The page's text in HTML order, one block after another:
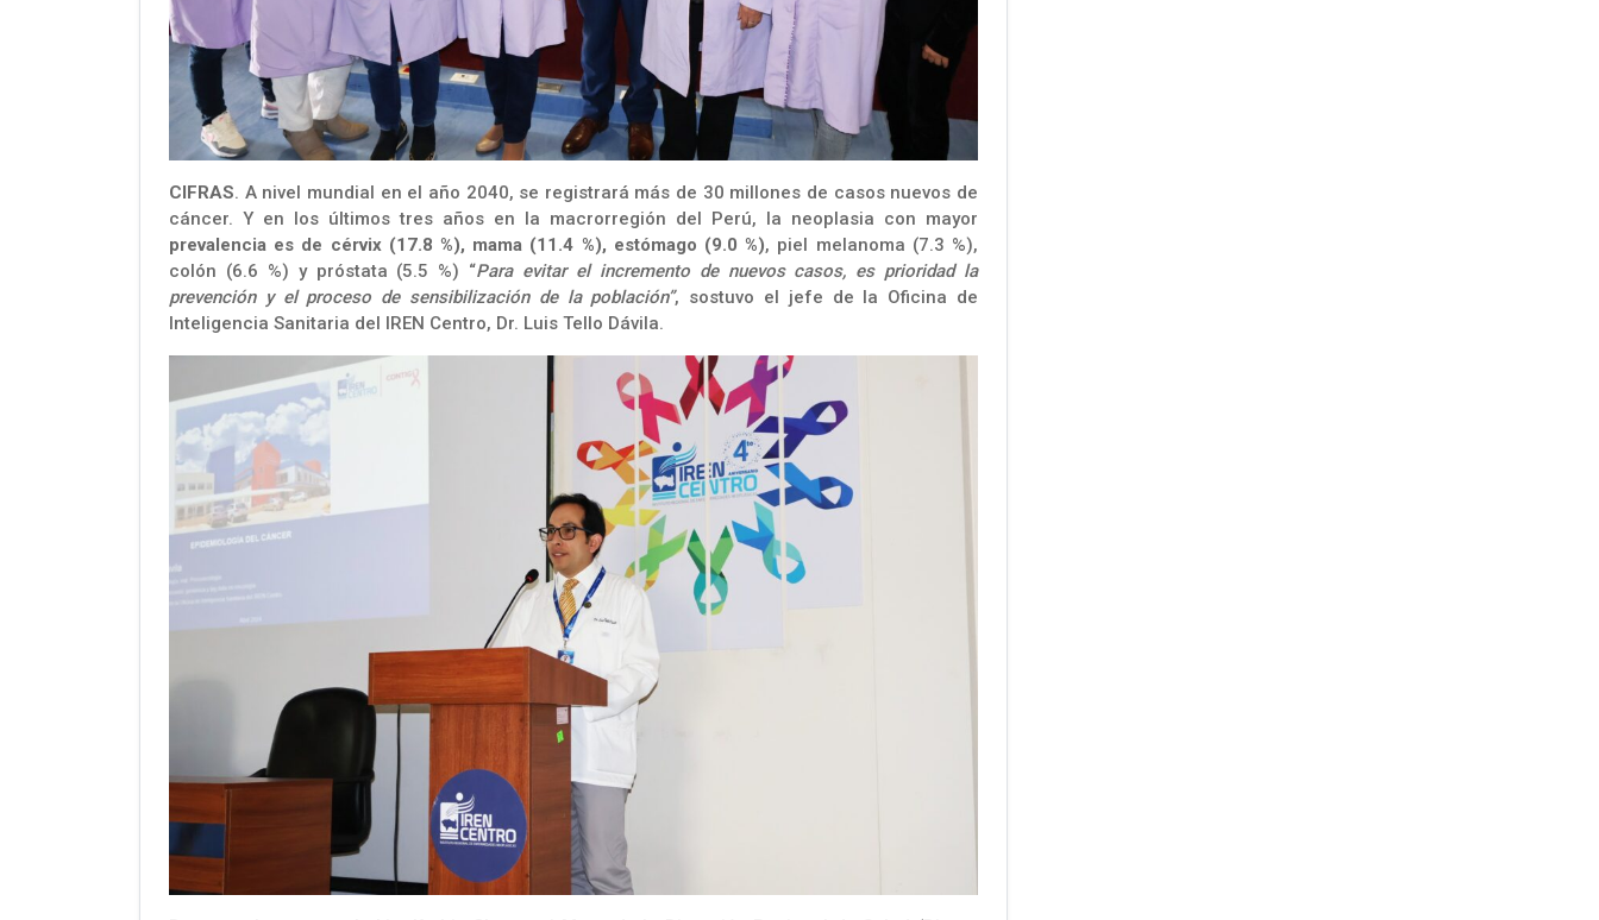
CIFRAS. A nivel mundial en el año 2040, se registrará más de 30 millones de casos nuevos de
cáncer. Y en los últimos tres años en la macrorregión del Perú, la neoplasia con mayor
prevalencia es de cérvix (17.8 %), mama (11.4 %), estómago (9.0 %), piel melanoma (7.3 %),
colón (6.6 %) y próstata (5.5 %) “Para evitar el incremento de nuevos casos, es prioridad la
prevención y el proceso de sensibilización de la población”, sostuvo el jefe de la Oficina de
Inteligencia Sanitaria del IREN Centro, Dr. Luis Tello Dávila.